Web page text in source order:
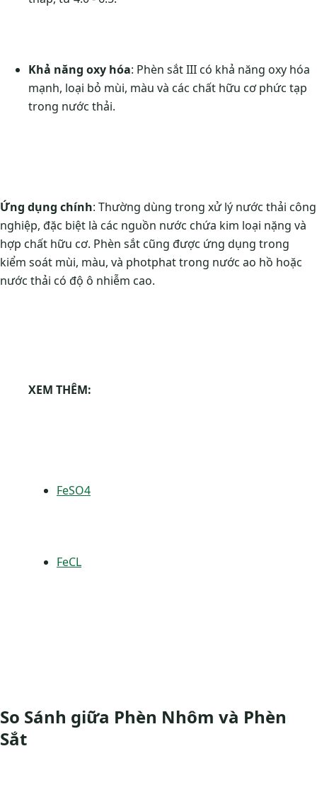
Khả năng oxy hóa: Phèn sắt III có khả năng oxy hóa
mạnh, loại bỏ mùi, màu và các chất hữu cơ phức tạp
trong nước thải.
Ứng dụng chính: Thường dùng trong xử lý nước thải công
nghiệp, đặc biệt là các nguồn nước chứa kim loại nặng và
hợp chất hữu cơ. Phèn sắt cũng được ứng dụng trong
kiểm soát mùi, màu, và photphat trong nước ao hồ hoặc
nước thải có độ ô nhiễm cao.
XEM THÊM:
FeSO4
FeCL
So Sánh giữa Phèn Nhôm và Phèn
Sắt